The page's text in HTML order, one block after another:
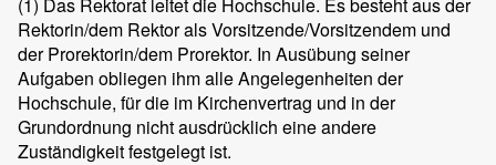
Rektorin/dem Rektor als Vorsitzende/Vorsitzendem und
der Prorektorin/dem Prorektor. In Ausübung seiner
Aufgaben obliegen ihm alle Angelegenheiten der
Hochschule, für die im Kirchenvertrag und in der
Grundordnung nicht ausdrücklich eine andere
Zuständigkeit festgelegt ist.